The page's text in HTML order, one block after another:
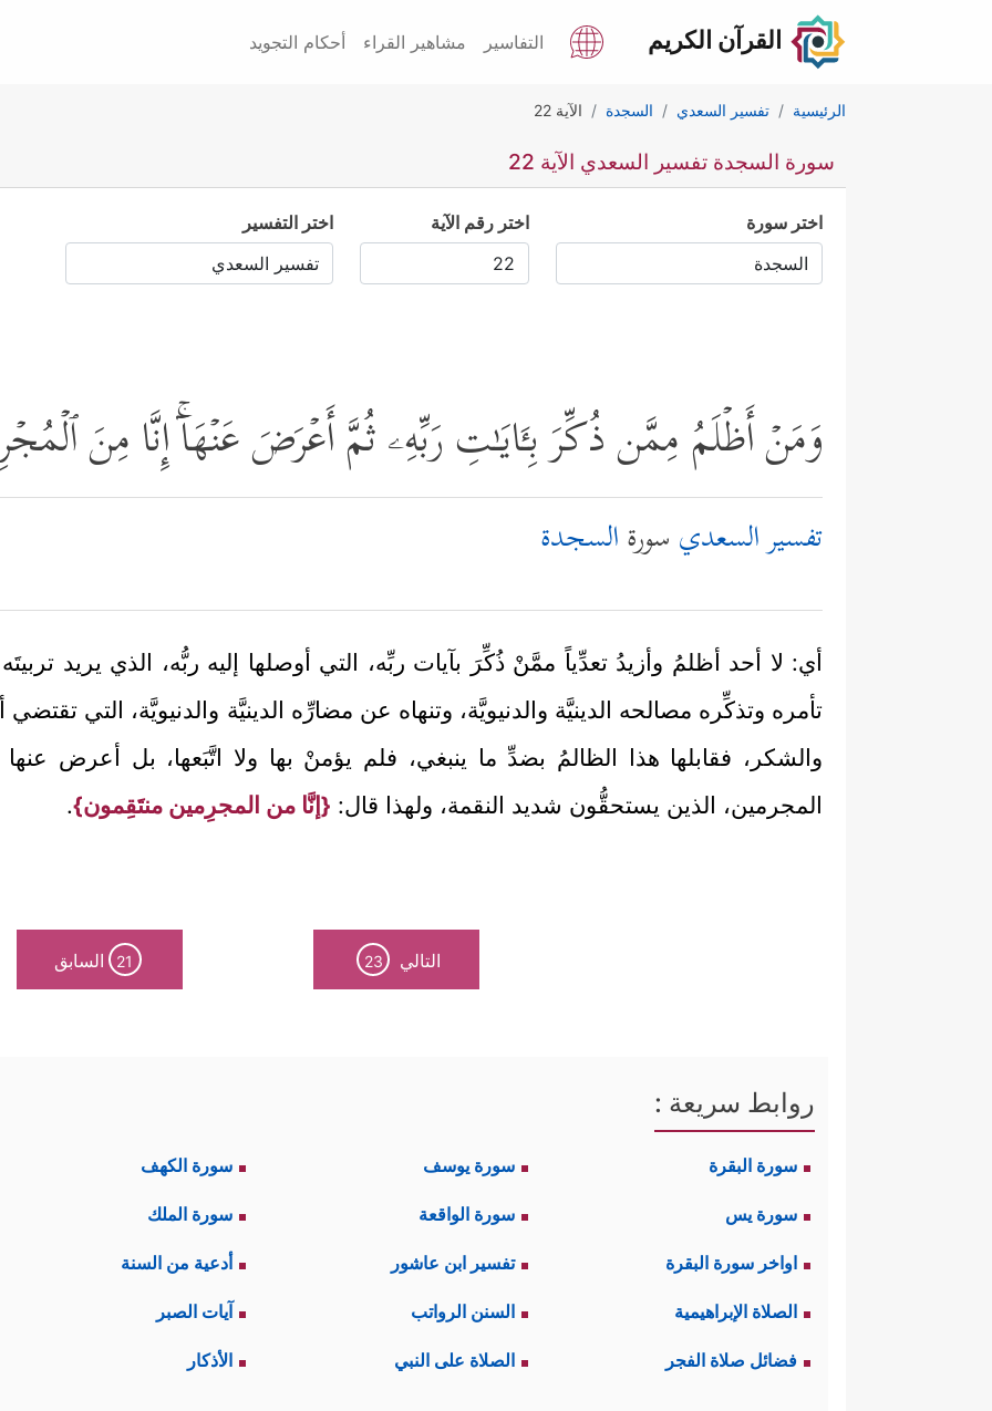
القرآن الكريم التفاسير مشاهير القراء أحكام التجويد
الرئيسية تفسير السعدي السجدة الآية 22
سورة السجدة تفسير السعدي الآية 22
اختر سورة اختر رقم الآية اختر التفسير
وَمَنۡ أَظۡلَمُ مِمَّن ذُكِّرَ بِـَٔایَـٰتِ رَبِّهِۦ ثُمَّ أَعۡرَضَ عَنۡهَاۤۚ إِنَّا مِنَ
تفسير السعدي سورةالسجدة
أي: لا أحد أظلمُ وأزيدُ تعدِّياً ممَّنْ ذُكِّرَ بآيات ربِّه، التي أوصلها إليه ربُّه، الذي يريد
تأمره وتذكِّره مصالحه الدينيَّة والدنيويَّة، وتنهاه عن مضارِّه الدينيَّة والدنيويَّة، التي تقتضي أنْ
والشكر، فقابلها هذا الظالمُ بضدِّ ما ينبغي، فلم يؤمنْ بها ولا اتَّبَعها، بل أعرض
المجرمين، الذين يستحقُّون شديد النقمة، ولهذا قال: {إنَّا من المجرِمين منتَقِمون}.
التالي 23
21 السابق
روابط سريعة :
سورة البقرة سورة يوسف سورة الكهف
سورة يس سورة الواقعة سورة الملك
اواخر سورة البقرة تفسير ابن عاشور أدعية من السنة
الصلاة الإبراهيمية السنن الرواتب آيات الصبر
فضائل صلاة الفجر الصلاة على النبي الأذكار